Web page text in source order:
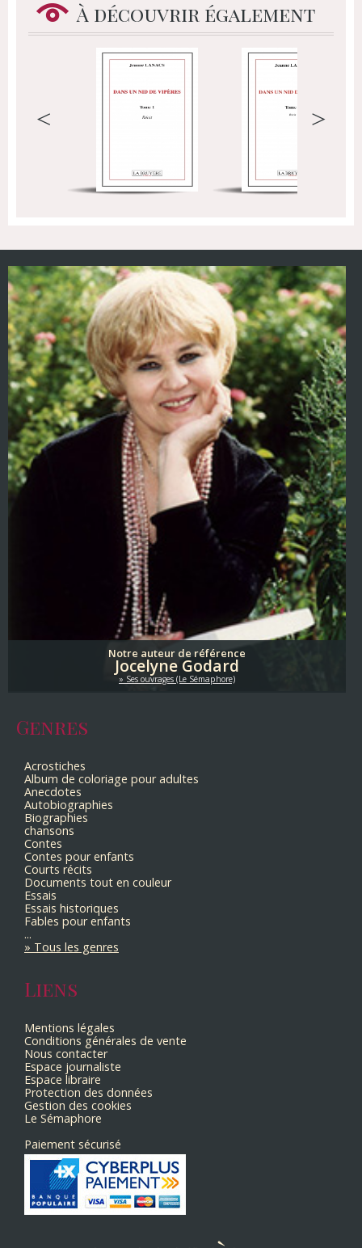
À découvrir également
< >
Notre auteur de référence
Jocelyne Godard
Ses ouvrages (Le Sémaphore)
Genres
Acrostiches
Album de coloriage pour adultes
Anecdotes
Autobiographies
Biographies
chansons
Contes
Contes pour enfants
Courts récits
Documents tout en couleur
Essais
Essais historiques
Fables pour enfants
...
Tous les genres
Liens
Mentions légales
Conditions générales de vente
Nous contacter
Espace journaliste
Espace libraire
Protection des données
Gestion des cookies
Le Sémaphore
Paiement sécurisé